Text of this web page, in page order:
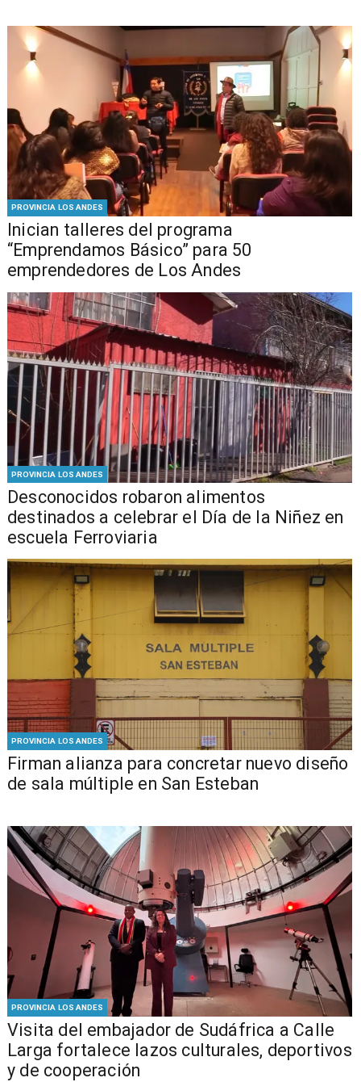
PROVINCIA LOS ANDES
Inician talleres del programa
“Emprendamos Básico” para 50
emprendedores de Los Andes
PROVINCIA LOS ANDES
Desconocidos robaron alimentos
destinados a celebrar el Día de la Niñez en
escuela Ferroviaria
PROVINCIA LOS ANDES
​​Firman alianza para concretar nuevo diseño
de sala múltiple en San Esteban
PROVINCIA LOS ANDES
​Visita del embajador de Sudáfrica a Calle
Larga fortalece lazos culturales, deportivos
y de cooperación